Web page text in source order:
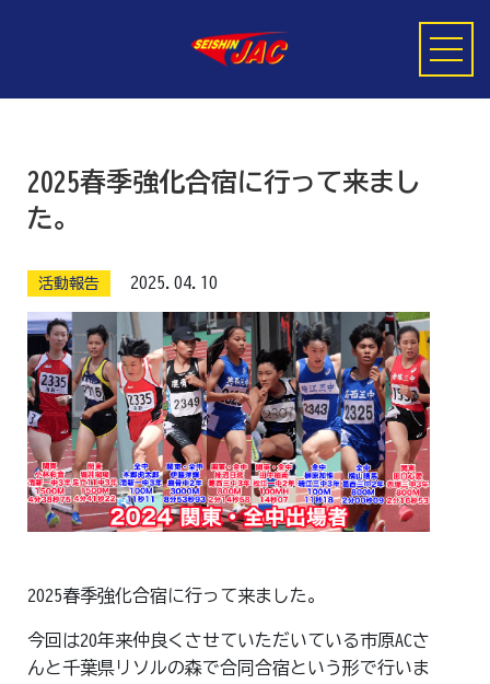
清新JACについて
推薦
よくある質問
ブログを読んでみる
2025春季強化合宿に行って来まし
た。
活動報告 2025.04.10
2025春季強化合宿に行って来ました。
今回は20年来仲良くさせていただいている市原ACさ
んと千葉県リソルの森で合同合宿という形で行いま